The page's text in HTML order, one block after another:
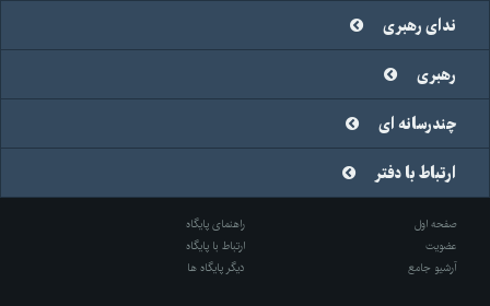
ندای رهبری
رهبری
چندرسانه ای
ارتباط با دفتر
صفحه اول
راهنمای پایگاه
عضویت
ارتباط با پایگاه
آرشیو جامع
دیگر پایگاه ها